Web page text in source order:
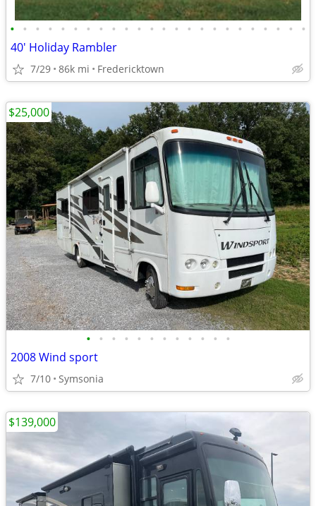
• • • • • • • • • • • • • • • • • • • • • • • •
40' Holiday Rambler
7/29 86k mi Fredericktown
• • • • • • • • • • • •
2008 Wind sport
7/10 Symsonia
$25,000
$139,000